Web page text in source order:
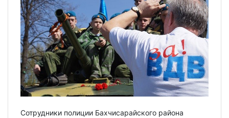
Сотрудники полиции Бахчисарайского района